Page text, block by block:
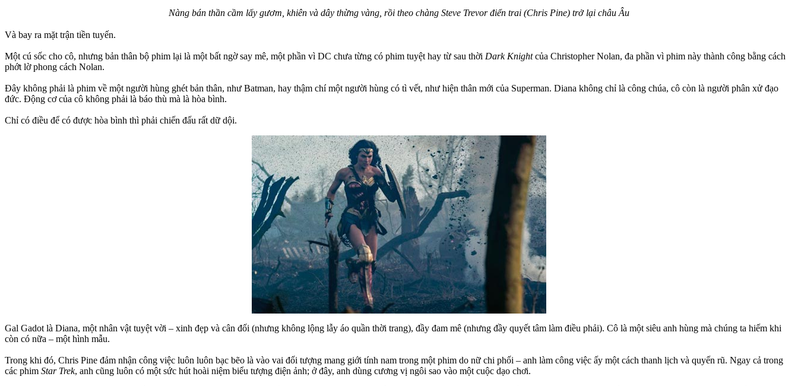
Nàng bán thần cầm lấy gươm, khiên và dây thừng vàng, rồi theo chàng Steve Trevor điển trai (Chris Pine) trở lại châu Âu
Và bay ra mặt trận tiền tuyến.
Một cú sốc cho cô, nhưng bản thân bộ phim lại là một bất ngờ say mê, một phần vì DC chưa từng có phim tuyệt hay từ sau thời Dark Knightcủa Christopher Nolan, đa phần vì phim này thành công bằng cách
phớt lờ phong cách Nolan.
Đây không phải là phim về một người hùng ghét bản thân, như Batman, hay thậm chí một người hùng có tì vết, như hiện thân mới của Superman. Diana không chỉ là công chúa, cô còn là người phân xử đạo
đức. Động cơ của cô không phải là báo thù mà là hòa bình.
Chỉ có điều để có được hòa bình thì phải chiến đấu rất dữ dội.
Gal Gadot là Diana, một nhân vật tuyệt vời – xinh đẹp và cân đối (nhưng không lộng lẫy áo quần thời trang), đầy đam mê (nhưng đầy quyết tâm làm điều phải). Cô là một siêu anh hùng mà chúng ta hiếm khi
còn có nữa – một hình mẫu.
Trong khi đó, Chris Pine đảm nhận công việc luôn luôn bạc bẽo là vào vai đối tượng mang giới tính nam trong một phim do nữ chi phối – anh làm công việc ấy một cách thanh lịch và quyến rũ. Ngay cả trong
các phim Star Trek, anh cũng luôn có một sức hút hoài niệm biểu tượng điện ảnh; ở đây, anh dùng cương vị ngôi sao vào một cuộc dạo chơi.